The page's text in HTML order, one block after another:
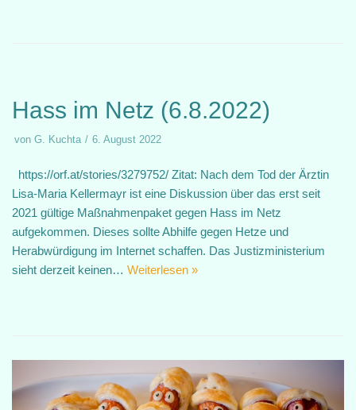
Hass im Netz (6.8.2022)
von G. Kuchta 6. August 2022
https://orf.at/stories/3279752/ Zitat: Nach dem Tod der Ärztin
Lisa-Maria Kellermayr ist eine Diskussion über das erst seit
2021 gültige Maßnahmenpaket gegen Hass im Netz
aufgekommen. Dieses sollte Abhilfe gegen Hetze und
Herabwürdigung im Internet schaffen. Das Justizministerium
sieht derzeit keinen… Weiterlesen »